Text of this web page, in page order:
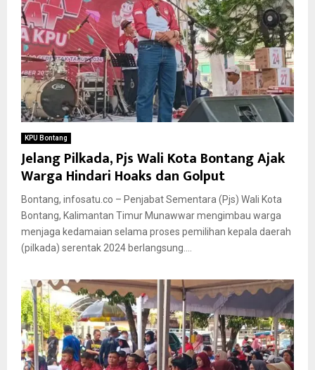
KPU Bontang
Jelang Pilkada, Pjs Wali Kota Bontang Ajak
Warga Hindari Hoaks dan Golput
Bontang, infosatu.co – Penjabat Sementara (Pjs) Wali Kota
Bontang, Kalimantan Timur Munawwar mengimbau warga
menjaga kedamaian selama proses pemilihan kepala daerah
(pilkada) serentak 2024 berlangsung....